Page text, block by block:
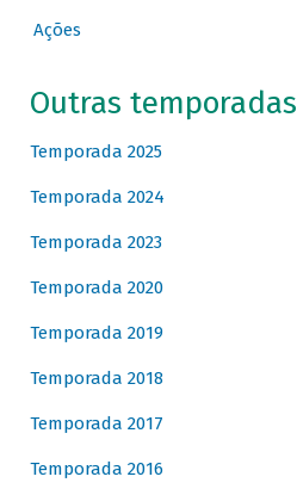
Ações
Outras temporadas
Temporada 2025
Temporada 2024
Temporada 2023
Temporada 2020
Temporada 2019
Temporada 2018
Temporada 2017
Temporada 2016